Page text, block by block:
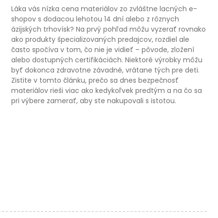
Láka vás nízka cena materiálov zo zvláštne lacných e-
shopov s dodacou lehotou 14 dní alebo z rôznych
ázijských trhovísk? Na prvý pohľad môžu vyzerať rovnako
ako produkty špecializovaných predajcov, rozdiel ale
často spočíva v tom, čo nie je vidieť – pôvode, zložení
alebo dostupných certifikáciách. Niektoré výrobky môžu
byť dokonca zdravotne závadné, vrátane tých pre deti.
Zistite v tomto článku, prečo sa dnes bezpečnosť
materiálov rieši viac ako kedykoľvek predtým a na čo sa
pri výbere zamerať, aby ste nakupovali s istotou.